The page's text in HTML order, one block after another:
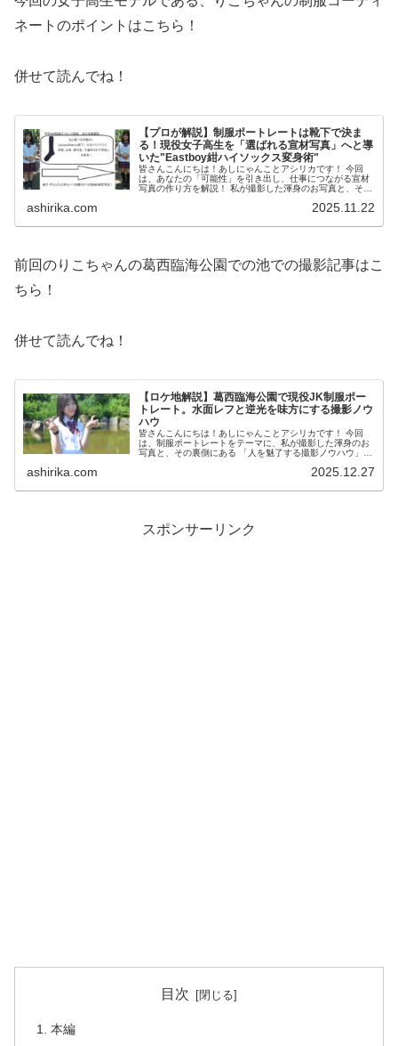
ネートのポイントはこちら！
併せて読んでね！
【プロが解説】制服ポートレートは靴下で決ま
る！現役女子高生を「選ばれる宣材写真」へと導
いた"Eastboy紺ハイソックス変身術"
皆さんこんにちは！あしにゃんことアシリカです！ 今回
は、あなたの「可能性」を引き出し、仕事につながる宣材
写真の作り方を解説！ 私が撮影した渾身のお写真と、その
ashirika.com 2025.11.22
前回のりこちゃんの葛西臨海公園での池での撮影記事はこ
ちら！
併せて読んでね！
【ロケ地解説】葛西臨海公園で現役JK制服ポー
トレート。水面レフと逆光を味方にする撮影ノウ
ハウ
皆さんこんにちは！あしにゃんことアシリカです！ 今回
は、制服ポートレートをテーマに、私が撮影した渾身のお
写真と、その裏側にある 「人を魅了する撮影ノウハウ」
ashirika.com 2025.12.27
スポンサーリンク
目次
本編